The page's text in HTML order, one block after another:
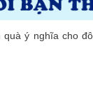
ý nghĩa cho